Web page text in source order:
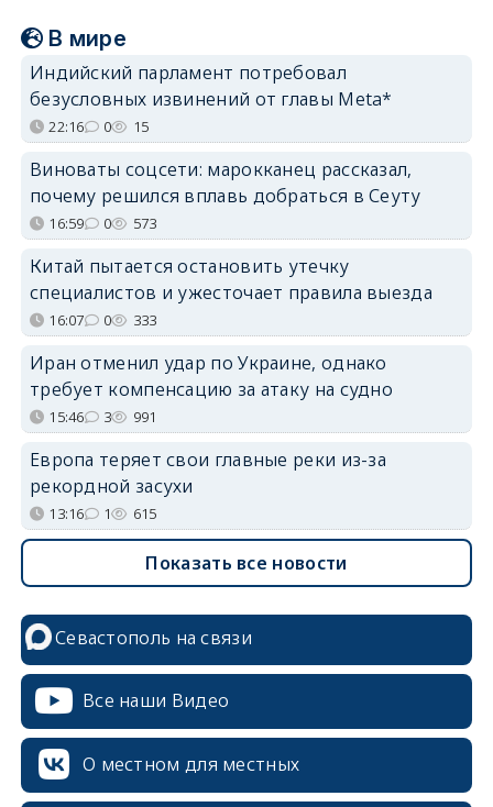
В мире
Индийский парламент потребовал
безусловных извинений от главы Meta*
22:16 0 15
Виноваты соцсети: марокканец рассказал,
почему решился вплавь добраться в Сеуту
16:59 0 573
Китай пытается остановить утечку
специалистов и ужесточает правила выезда
16:07 0 333
Иран отменил удар по Украине, однако
требует компенсацию за атаку на судно
15:46 3 991
Европа теряет свои главные реки из-за
рекордной засухи
13:16 1 615
Показать все новости
Севастополь на связи
Все наши Видео
О местном для местных